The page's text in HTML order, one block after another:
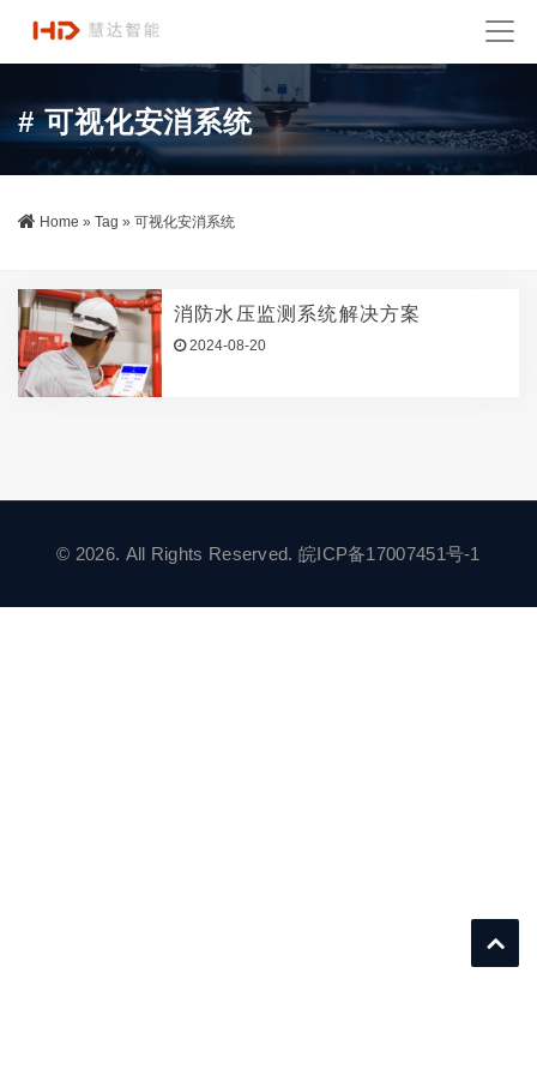
# 可视化安消系统
Home » Tag » 可视化安消系统
消防水压监测系统解决方案
2024-08-20
© 2026. All Rights Reserved. 皖ICP备17007451号-1